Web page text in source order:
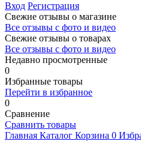
Вход Регистрация
Свежие отзывы о магазине
Все отзывы с фото и видео
Свежие отзывы о товарах
Все отзывы c фото и видео
Недавно просмотренные
0
Избранные товары
Перейти в избранное
0
Сравнение
Сравнить товары
Главная Каталог Корзина 0